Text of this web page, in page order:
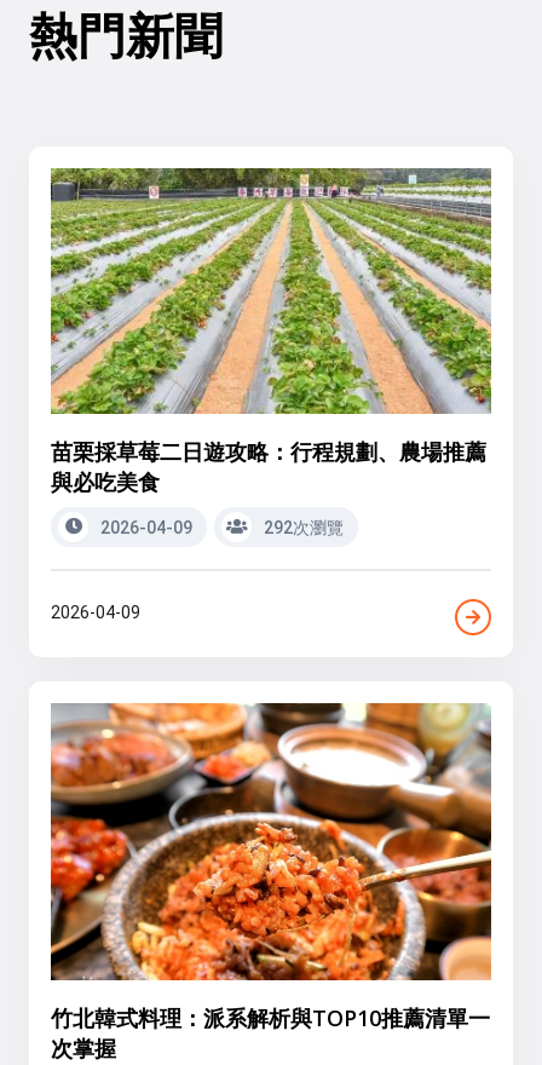
熱門新聞
苗栗採草莓二日遊攻略：行程規劃、農場推薦
與必吃美食
2026-04-09 292次瀏覽
2026-04-09
竹北韓式料理：派系解析與TOP10推薦清單一
次掌握